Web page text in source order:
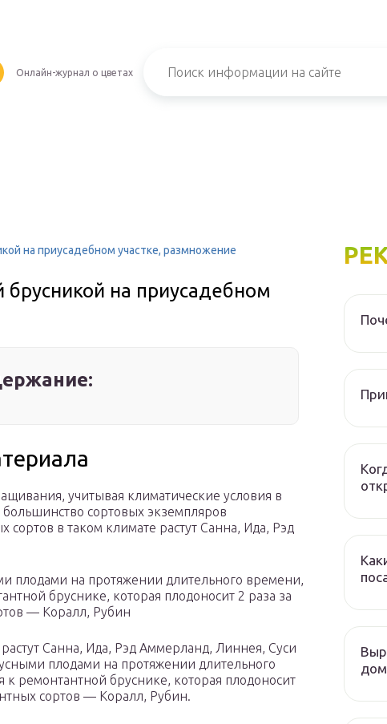
Онлайн-журнал о цветах
на приусадебном участке, размножение
брусникой на приусадебном
учитывая климатические условия в
сортовых экземпляров
сортов в таком климате растут Санна, Ида, Рэд
плодами на протяжении длительного времени,
бруснике, которая плодоносит 2 раза за
— Коралл, Рубин
Санна, Ида, Рэд Аммерланд, Линнея, Суси
плодами на протяжении длительного
ремонтантной бруснике, которая плодоносит
сортов — Коралл, Рубин.